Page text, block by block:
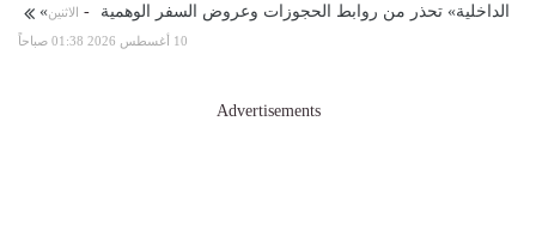
«الداخلية» تحذر من روابط الحجوزات وعروض السفر الوهمية - الاثنين
10 أغسطس 2026 01:38 صباحاً
Advertisements